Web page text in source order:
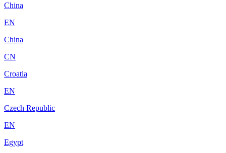
China
EN
China
CN
Croatia
EN
Czech Republic
EN
Egypt